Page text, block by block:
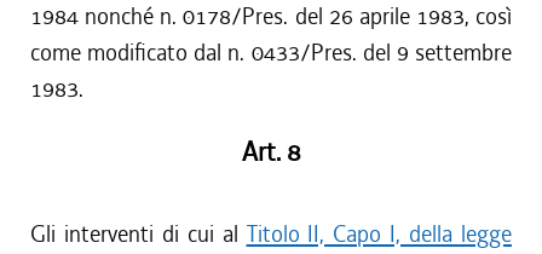
1984 nonché n. 0178/Pres. del 26 aprile 1983, così
come modificato dal n. 0433/Pres. del 9 settembre
1983.
Art. 8
Gli interventi di cui al Titolo II, Capo I, della legge